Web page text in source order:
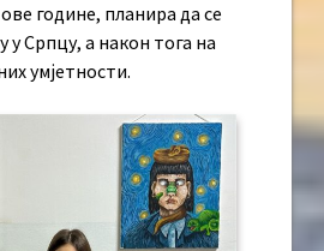
године, планира да се
у Српцу, а након тога на
умјетности.